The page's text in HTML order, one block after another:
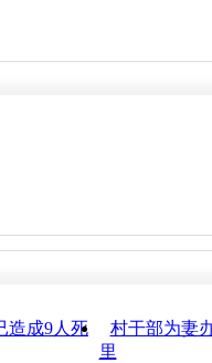
造成9人死
村干部为妻
里